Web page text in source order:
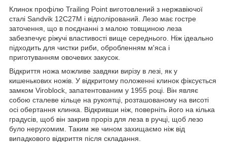
Клинок профілю Trailing Point виготовлений з нержавіючої
сталі Sandvik 12C27M і відполірований. Лезо має гостре
заточення, що в поєднанні з малою товщиною леза
забезпечує ріжучі властивості вище середнього. Ніж ідеально
підходить для чистки риби, обробленням м'яса і
приготуванням овочевих закусок.
Відкриття ножа можливе завдяки вирізу в лезі, як у
кишенькових ножів. У відкритому положенні клинок фіксується
замком Viroblock, запатентованим у 1955 році. Він являє
собою сталеве кільце на рукоятці, розташованому на висоті
осі обертання клинка. Відкривши ніж, поверніть його на кілька
градусів, щоб він закрив проріз для леза в ручці, щоб лезо
було нерухомим. Таким же чином захищаємо ніж від
випадкового відкриття після складання.